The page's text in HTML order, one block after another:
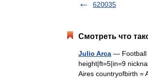
620035
Смотреть что
Julio Arca — Football
height|ft=5|in=9
Aires countryofbirth